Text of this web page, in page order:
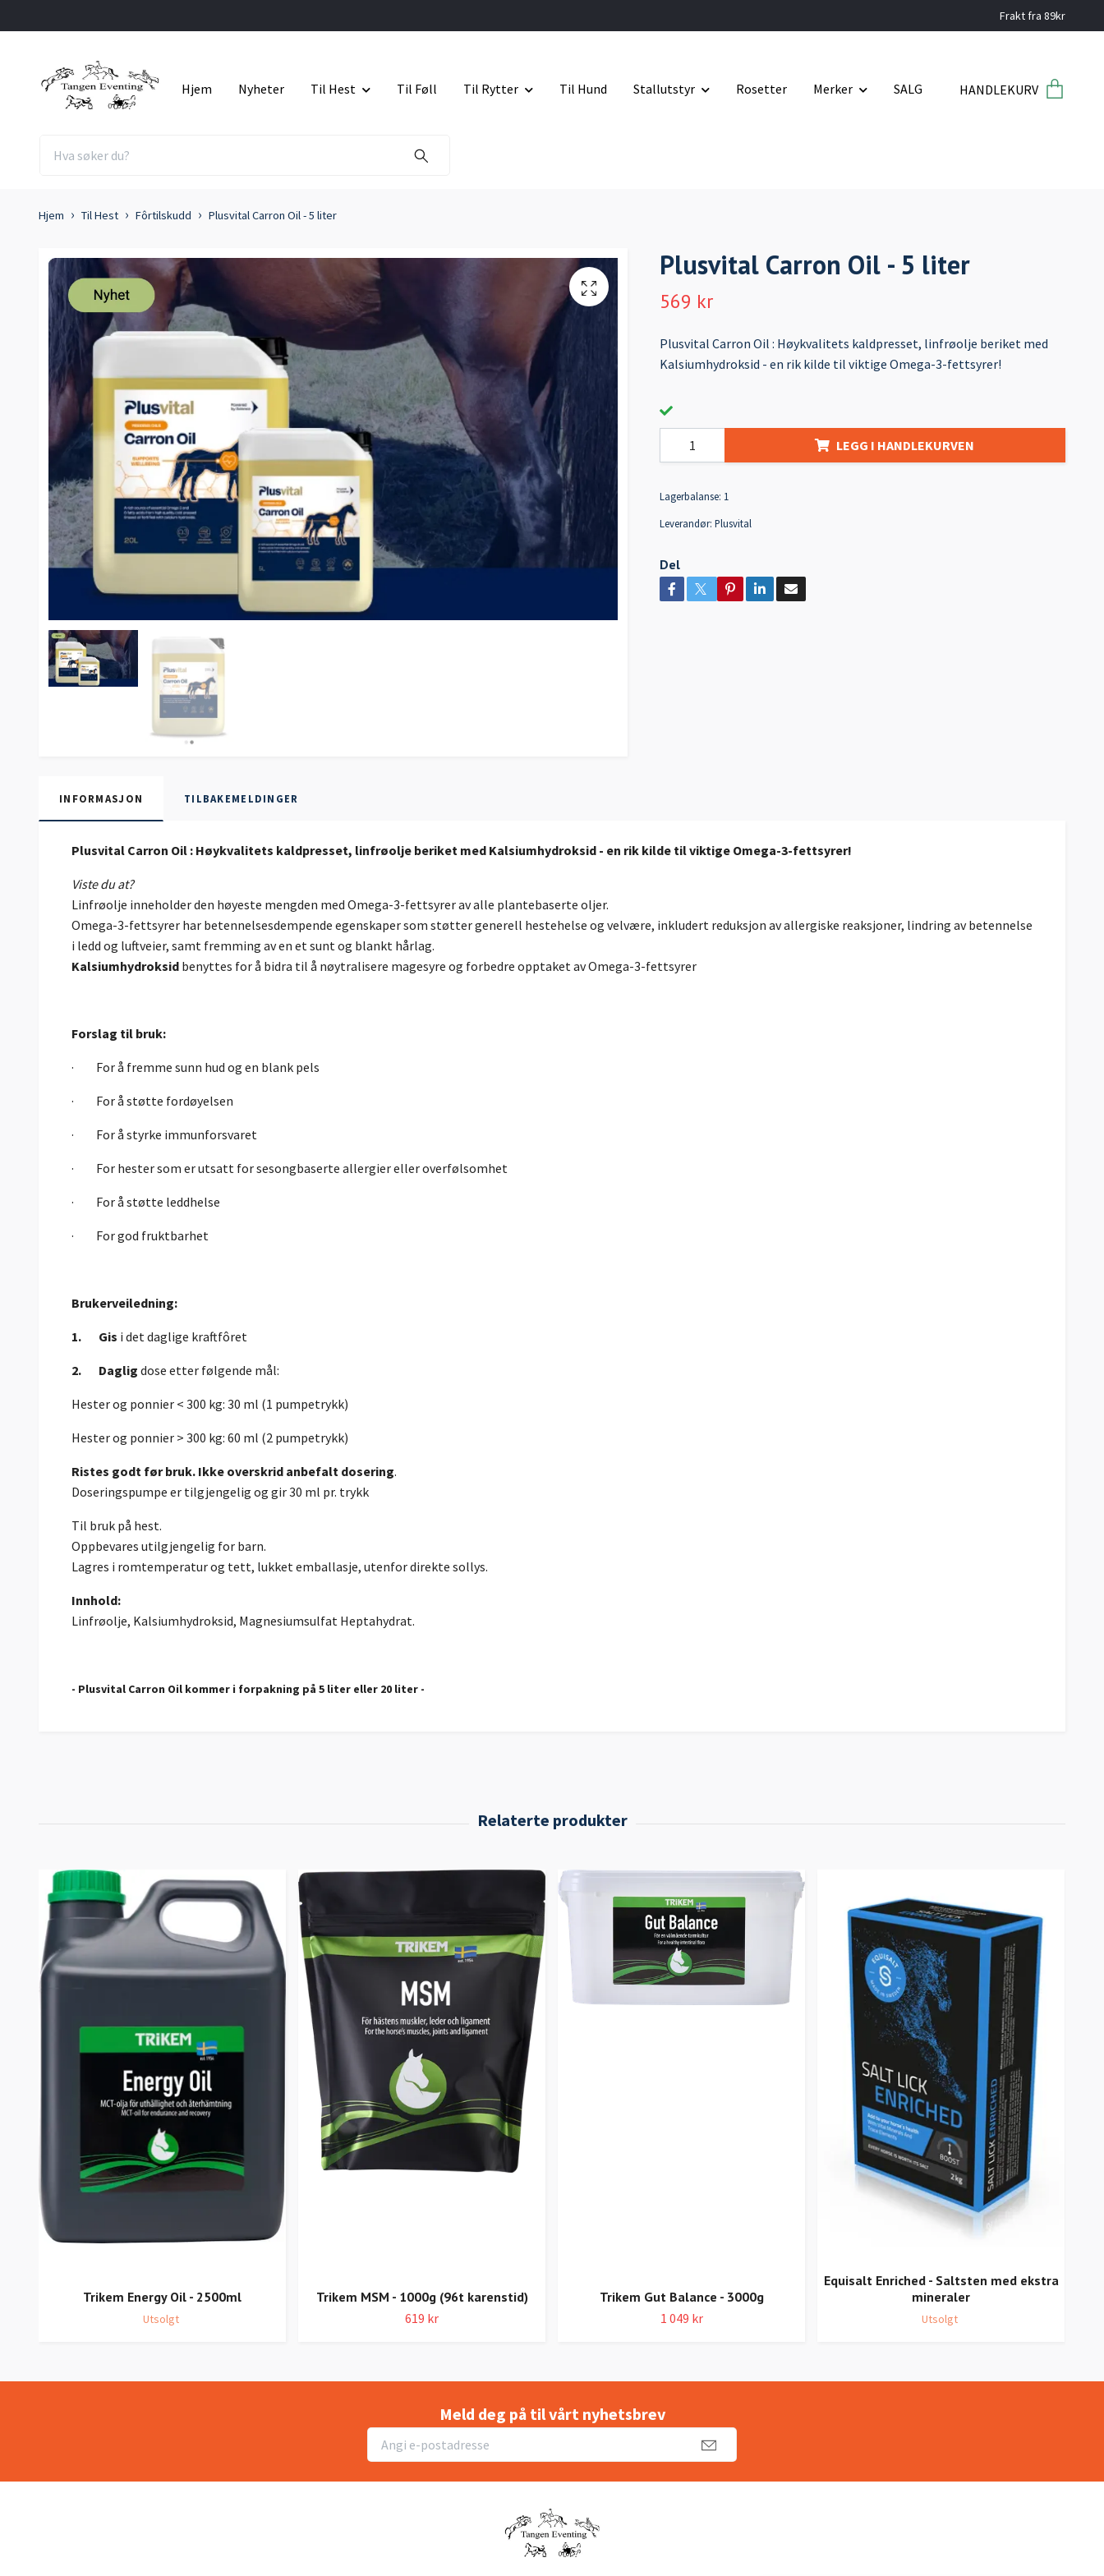
Frakt fra 89kr
Hjem Nyheter Til Hest Til Føll Til Rytter Til Hund Stallutstyr Rosetter Merker SALG HANDLEKURV
Hjem Til Hest Fôrtilskudd Plusvital Carron Oil - 5 liter
Plusvital Carron Oil - 5 liter
569 kr
Plusvital Carron Oil : Høykvalitets kaldpresset, linfrøolje beriket med
Kalsiumhydroksid - en rik kilde til viktige Omega-3-fettsyrer!
LEGG I HANDLEKURVEN
Lagerbalanse: 1
Leverandør: Plusvital
Del
INFORMASJON TILBAKEMELDINGER
Plusvital Carron Oil : Høykvalitets kaldpresset, linfrøolje beriket med Kalsiumhydroksid - en rik kilde til viktige Omega-3-fettsyrer!
Viste du at?
Linfrøolje inneholder den høyeste mengden med Omega-3-fettsyrer av alle plantebaserte oljer.
Omega-3-fettsyrer har betennelsesdempende egenskaper som støtter generell hestehelse og velvære, inkludert reduksjon av allergiske reaksjoner, lindring av betennelse
i ledd og luftveier, samt fremming av en et sunt og blankt hårlag.
Kalsiumhydroksid benyttes for å bidra til å nøytralisere magesyre og forbedre opptaket av Omega-3-fettsyrer
Forslag til bruk:
· For å fremme sunn hud og en blank pels
· For å støtte fordøyelsen
· For å styrke immunforsvaret
· For hester som er utsatt for sesongbaserte allergier eller overfølsomhet
· For å støtte leddhelse
· For god fruktbarhet
Brukerveiledning:
1. Gis i det daglige kraftfôret
2. Daglig dose etter følgende mål:
Hester og ponnier < 300 kg: 30 ml (1 pumpetrykk)
Hester og ponnier > 300 kg: 60 ml (2 pumpetrykk)
Ristes godt før bruk. Ikke overskrid anbefalt dosering.
Doseringspumpe er tilgjengelig og gir 30 ml pr. trykk
Til bruk på hest.
Oppbevares utilgjengelig for barn.
Lagres i romtemperatur og tett, lukket emballasje, utenfor direkte sollys.
Innhold:
Linfrøolje, Kalsiumhydroksid, Magnesiumsulfat Heptahydrat.
- Plusvital Carron Oil kommer i forpakning på 5 liter eller 20 liter -
Trikem Energy Oil - 2500ml
Utsolgt
Trikem MSM - 1000g (96t karenstid)
619 kr
Trikem Gut Balance - 3000g
1 049 kr
Equisalt Enriched - Saltsten med ekstra
mineraler
Utsolgt
Meld deg på til vårt nyhetsbrev